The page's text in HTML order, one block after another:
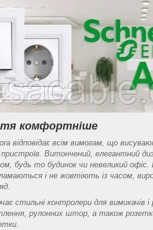
комфортніше
відповідає всім вимогам, що
Витончений, елегантний
будь то будинок чи невеликий офіс.
ламаються і не жовтіють із часом,
стильні контролери для вимикачів
рулонних штор, а також